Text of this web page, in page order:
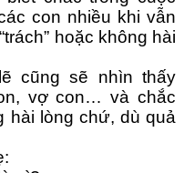
con nhiều khi vẫn
hoặc không hài
cũng sẽ nhìn thấy
vợ con… và chắc
hài lòng chứ, dù quả